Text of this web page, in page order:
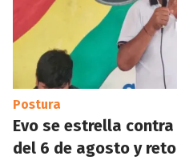
Postura
Evo se estrella
del 6 de agosto y